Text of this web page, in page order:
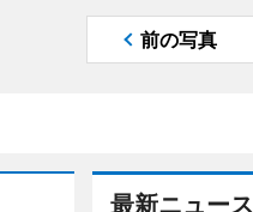
前の写真
最新ニュース